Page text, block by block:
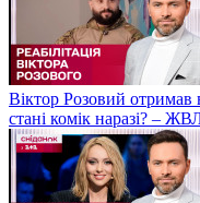
Віктор Розовий отримав
стані комік наразі? –